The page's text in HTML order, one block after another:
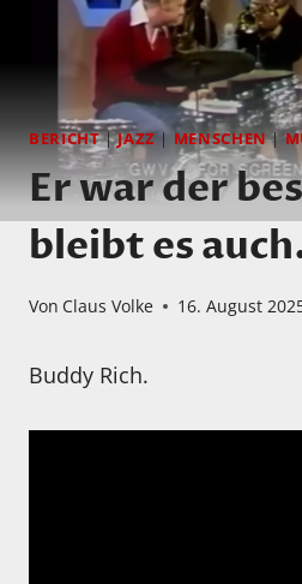
BERICHT|JAZZ | MENSCHEN|
Er war der
bleibt es
Von Claus Volke 16. August
Buddy Rich.